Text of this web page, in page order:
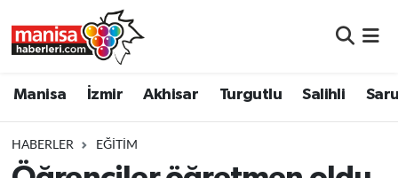
Manisa İzmir Akhisar Turgutlu Salihli
HABERLER EĞITIM
Manisa Nöbetçi Eczaneler